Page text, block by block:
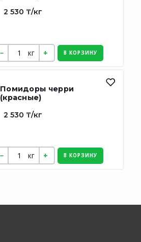
2 530 ₸/кг
кг В КОРЗИНУ
Помидоры черри
(красные)
2 530 ₸/кг
кг В КОРЗИНУ